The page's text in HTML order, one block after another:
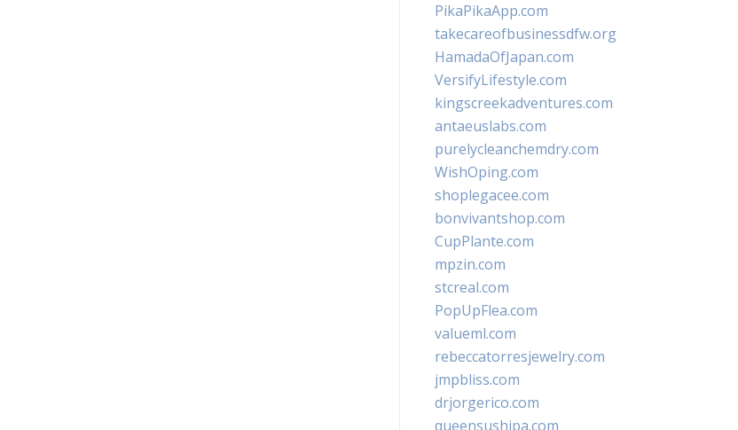
PikaPikaApp.com
takecareofbusinessdfw.org
HamadaOfJapan.com
VersifyLifestyle.com
kingscreekadventures.com
antaeuslabs.com
purelycleanchemdry.com
WishOping.com
shoplegacee.com
bonvivantshop.com
CupPlante.com
mpzin.com
stcreal.com
PopUpFlea.com
valueml.com
rebeccatorresjewelry.com
jmpbliss.com
drjorgerico.com
queensushipa.com